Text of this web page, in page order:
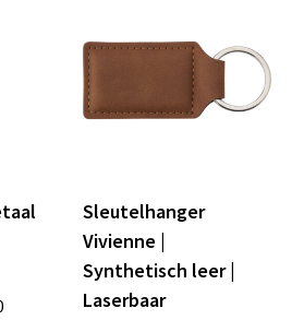
Sleutelhanger
Vivienne |
Synthetisch leer |
Laserbaar